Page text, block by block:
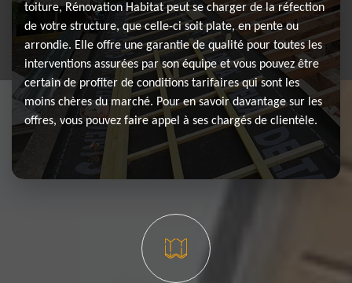
toiture, Rénovation Habitat peut se charger de la réfection
de votre structure, que celle-ci soit plate, en pente ou
arrondie. Elle offre une garantie de qualité pour toutes les
interventions assurées par son équipe et vous pouvez être
certain de profiter de conditions tarifaires qui sont les
moins chères du marché. Pour en savoir davantage sur les
offres, vous pouvez faire appel à ses chargés de clientèle.